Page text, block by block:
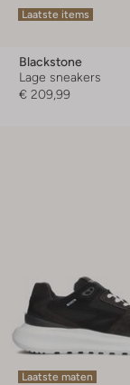
Laatste items
Blackstone
Lage sneakers
€ 209,99
Laatste maten